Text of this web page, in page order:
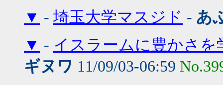
▼ - 埼玉大学マスジド - あ
▼ - イスラームに豊かさ
ギヌワ 11/09/03-06:59